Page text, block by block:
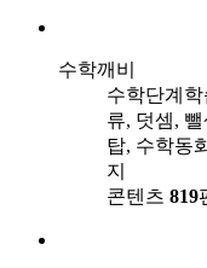
수학깨비
수학단계
류, 덧셈,
탑, 수학동
지
콘텐츠 819